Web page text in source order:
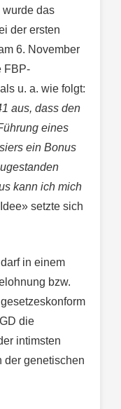
das
der ersten
6. November
FBP-
u. a. wie folgt:
aus, dass den
eines
ein Bonus
kann ich mich
setzte sich
in einem
bzw.
die
intimsten
der genetischen